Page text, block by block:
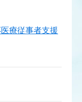
療従事者支援